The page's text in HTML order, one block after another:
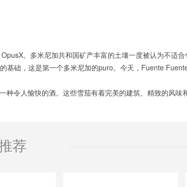
。多米尼加共和国矿产丰富的土壤一度被认为不适
础，这是第一个多米尼加的puro。今天，Fuente
令人愉快的酒。这些雪茄有着完美的建筑、精致的风味
荐